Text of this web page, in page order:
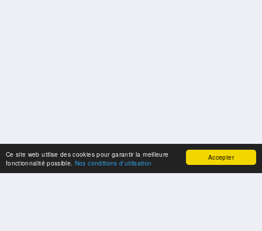
Accepter
Ce site web utilise des cookies pour garantir la meilleure
fonctionnalité possible. Nos conditions d'utilisation